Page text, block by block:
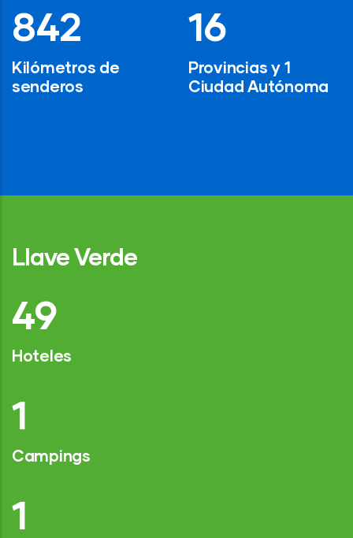
1,200
Kilómetros de
senderos
24
Provincias y 1
Ciudad Autónoma
Llave Verde
75
Hoteles
2
Campings
1